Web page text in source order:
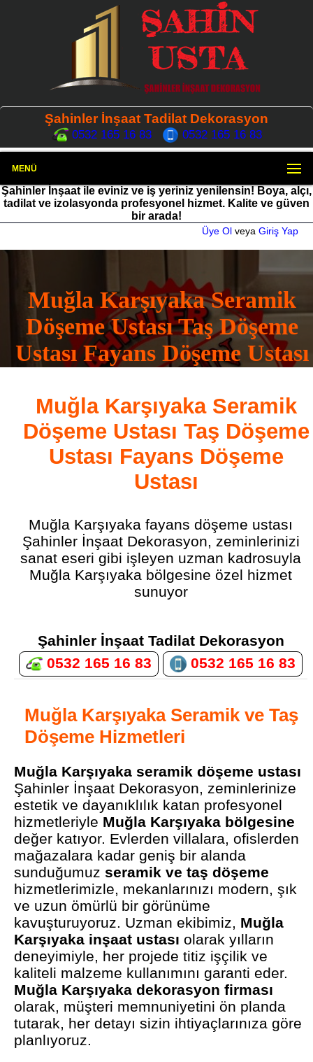
Şahinler İnşaat Tadilat Dekorasyon
0532 165 16 83 0532 165 16 83
MENÜ
Şahinler İnşaat ile eviniz ve iş yeriniz yenilensin! Boya, alçı,
tadilat ve izolasyonda profesyonel hizmet. Kalite ve güven
bir arada!
Üye Ol veya Giriş Yap
Muğla Karşıyaka Seramik
Döşeme Ustası Taş Döşeme
Ustası Fayans Döşeme Ustası
0532 165 16 83
Muğla Karşıyaka Seramik
Döşeme Ustası Taş Döşeme
Ustası Fayans Döşeme
Ustası
Muğla Karşıyaka fayans döşeme ustası
Şahinler İnşaat Dekorasyon, zeminlerinizi
sanat eseri gibi işleyen uzman kadrosuyla
Muğla Karşıyaka bölgesine özel hizmet
sunuyor
Şahinler İnşaat Tadilat Dekorasyon
0532 165 16 83
0532 165 16 83
Muğla Karşıyaka Seramik ve Taş
Döşeme Hizmetleri
Muğla Karşıyaka seramik döşeme ustası
Şahinler İnşaat Dekorasyon, zeminlerinize
estetik ve dayanıklılık katan profesyonel
hizmetleriyle Muğla Karşıyaka bölgesine
değer katıyor. Evlerden villalara, ofislerden
mağazalara kadar geniş bir alanda
sunduğumuz seramik ve taş döşeme
hizmetlerimizle, mekanlarınızı modern, şık
ve uzun ömürlü bir görünüme
kavuşturuyoruz. Uzman ekibimiz, Muğla
Karşıyaka inşaat ustası olarak yılların
deneyimiyle, her projede titiz işçilik ve
kaliteli malzeme kullanımını garanti eder.
Muğla Karşıyaka dekorasyon firması
olarak, müşteri memnuniyetini ön planda
tutarak, her detayı sizin ihtiyaçlarınıza göre
planlıyoruz.